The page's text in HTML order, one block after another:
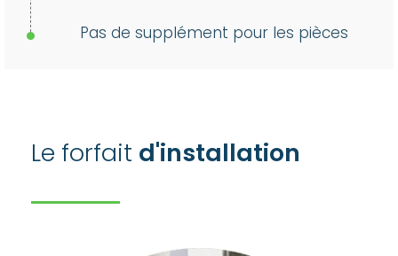
Pas de supplément pour les pièces
Le forfait d'installation